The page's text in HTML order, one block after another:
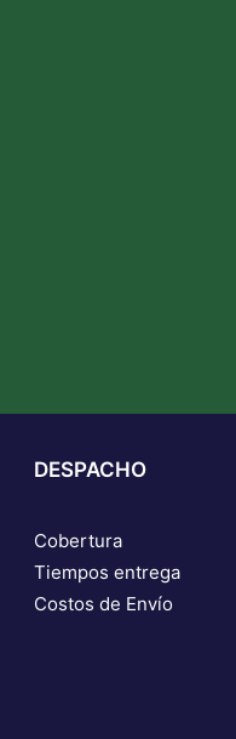
DESPACHO
Cobertura
Tiempos entrega
Costos de Envío